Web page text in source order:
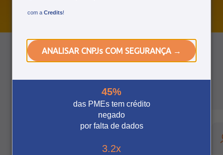
com a Credits!
ANALISAR CNPJs COM SEGURANÇA →
45%
das PMEs tem crédito
negado
por falta de dados
3.2x
Mais controle e
segurança para você